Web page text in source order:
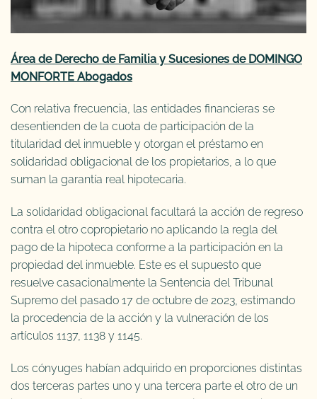
Área de Derecho de Familia y Sucesiones de DOMINGO
MONFORTE Abogados
Con relativa frecuencia, las entidades financieras se
desentienden de la cuota de participación de la
titularidad del inmueble y otorgan el préstamo en
solidaridad obligacional de los propietarios, a lo que
suman la garantía real hipotecaria.
La solidaridad obligacional facultará la acción de regreso
contra el otro copropietario no aplicando la regla del
pago de la hipoteca conforme a la participación en la
propiedad del inmueble. Este es el supuesto que
resuelve casacionalmente la Sentencia del Tribunal
Supremo del pasado 17 de octubre de 2023, estimando
la procedencia de la acción y la vulneración de los
artículos 1137, 1138 y 1145.
Los cónyuges habían adquirido en proporciones distintas
dos terceras partes uno y una tercera parte el otro de un